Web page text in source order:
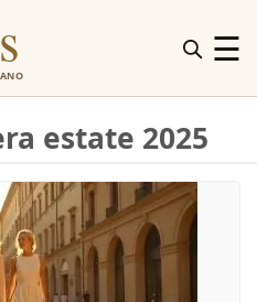
☰
estate 2025